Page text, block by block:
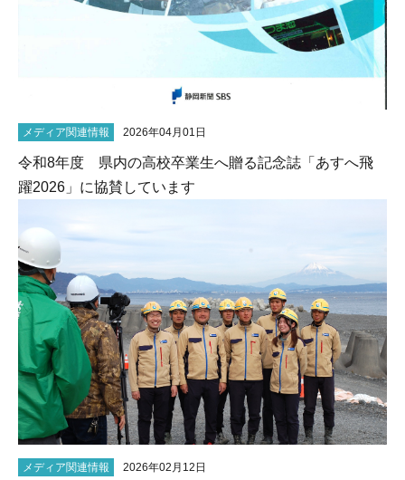
メディア関連情報 2026年04月01日
令和8年度 県内の高校卒業生へ贈る記念誌「あすへ飛
躍2026」に協賛しています
メディア関連情報 2026年02月12日